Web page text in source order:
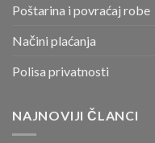
Poštarina i povraćaj robe
Načini plaćanja
Polisa privatnosti
NAJNOVIJI ČLANCI